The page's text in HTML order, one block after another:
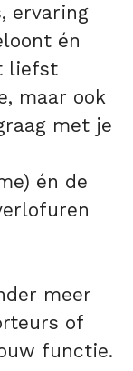
ervaring
én
liefst
maar ook
met je
én de
meer
of
functie.